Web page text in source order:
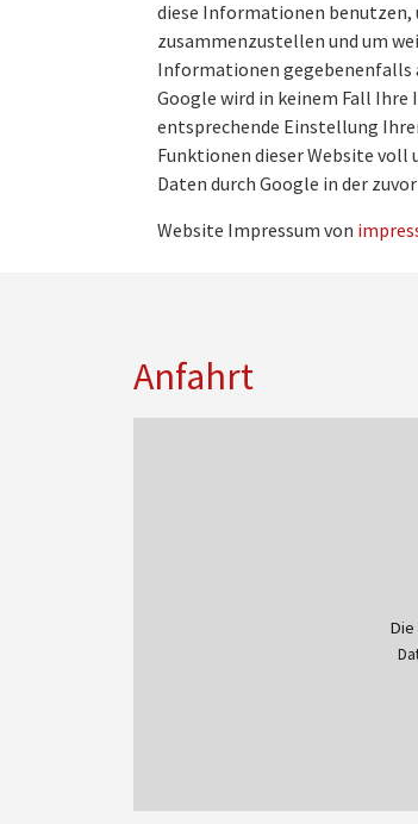
diese Informationen benutzen,
zusammenzustellen und um
Informationen gegebenenfalls
Google wird in keinem Fall Ihre
entsprechende Einstellung
Funktionen dieser Website voll
Daten durch Google in der
Website Impressum von
Anfahrt